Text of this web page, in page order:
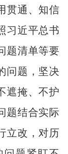
贯通、知信
习近平总书
题清单等要
问题，坚决
遮掩、不护
题结合实际
立改，对历